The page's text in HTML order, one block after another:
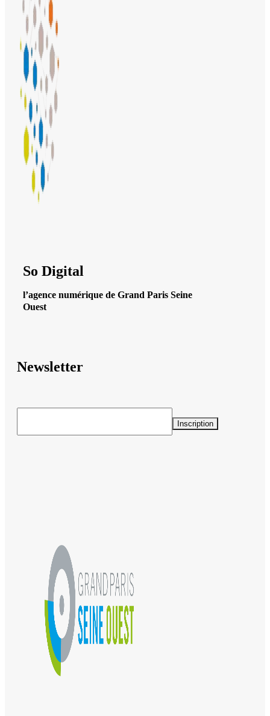
So Digital
l’agence numérique de Grand Paris Seine
Ouest
Newsletter